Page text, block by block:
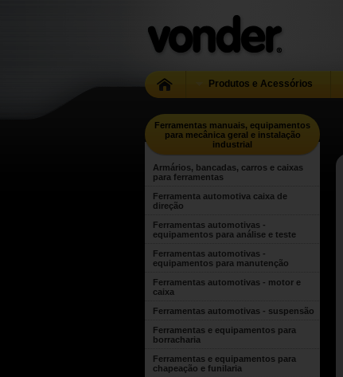
Produtos e Acessórios
Ferramentas manuais, equipamentos
para mecânica geral e instalação
industrial
Armários, bancadas, carros e caixas
para ferramentas
Ferramenta automotiva caixa de
direção
Ferramentas automotivas -
equipamentos para análise e teste
Ferramentas automotivas -
equipamentos para manutenção
Ferramentas automotivas - motor e
caixa
Ferramentas automotivas - suspensão
Ferramentas e equipamentos para
borracharia
Ferramentas e equipamentos para
chapeação e funilaria